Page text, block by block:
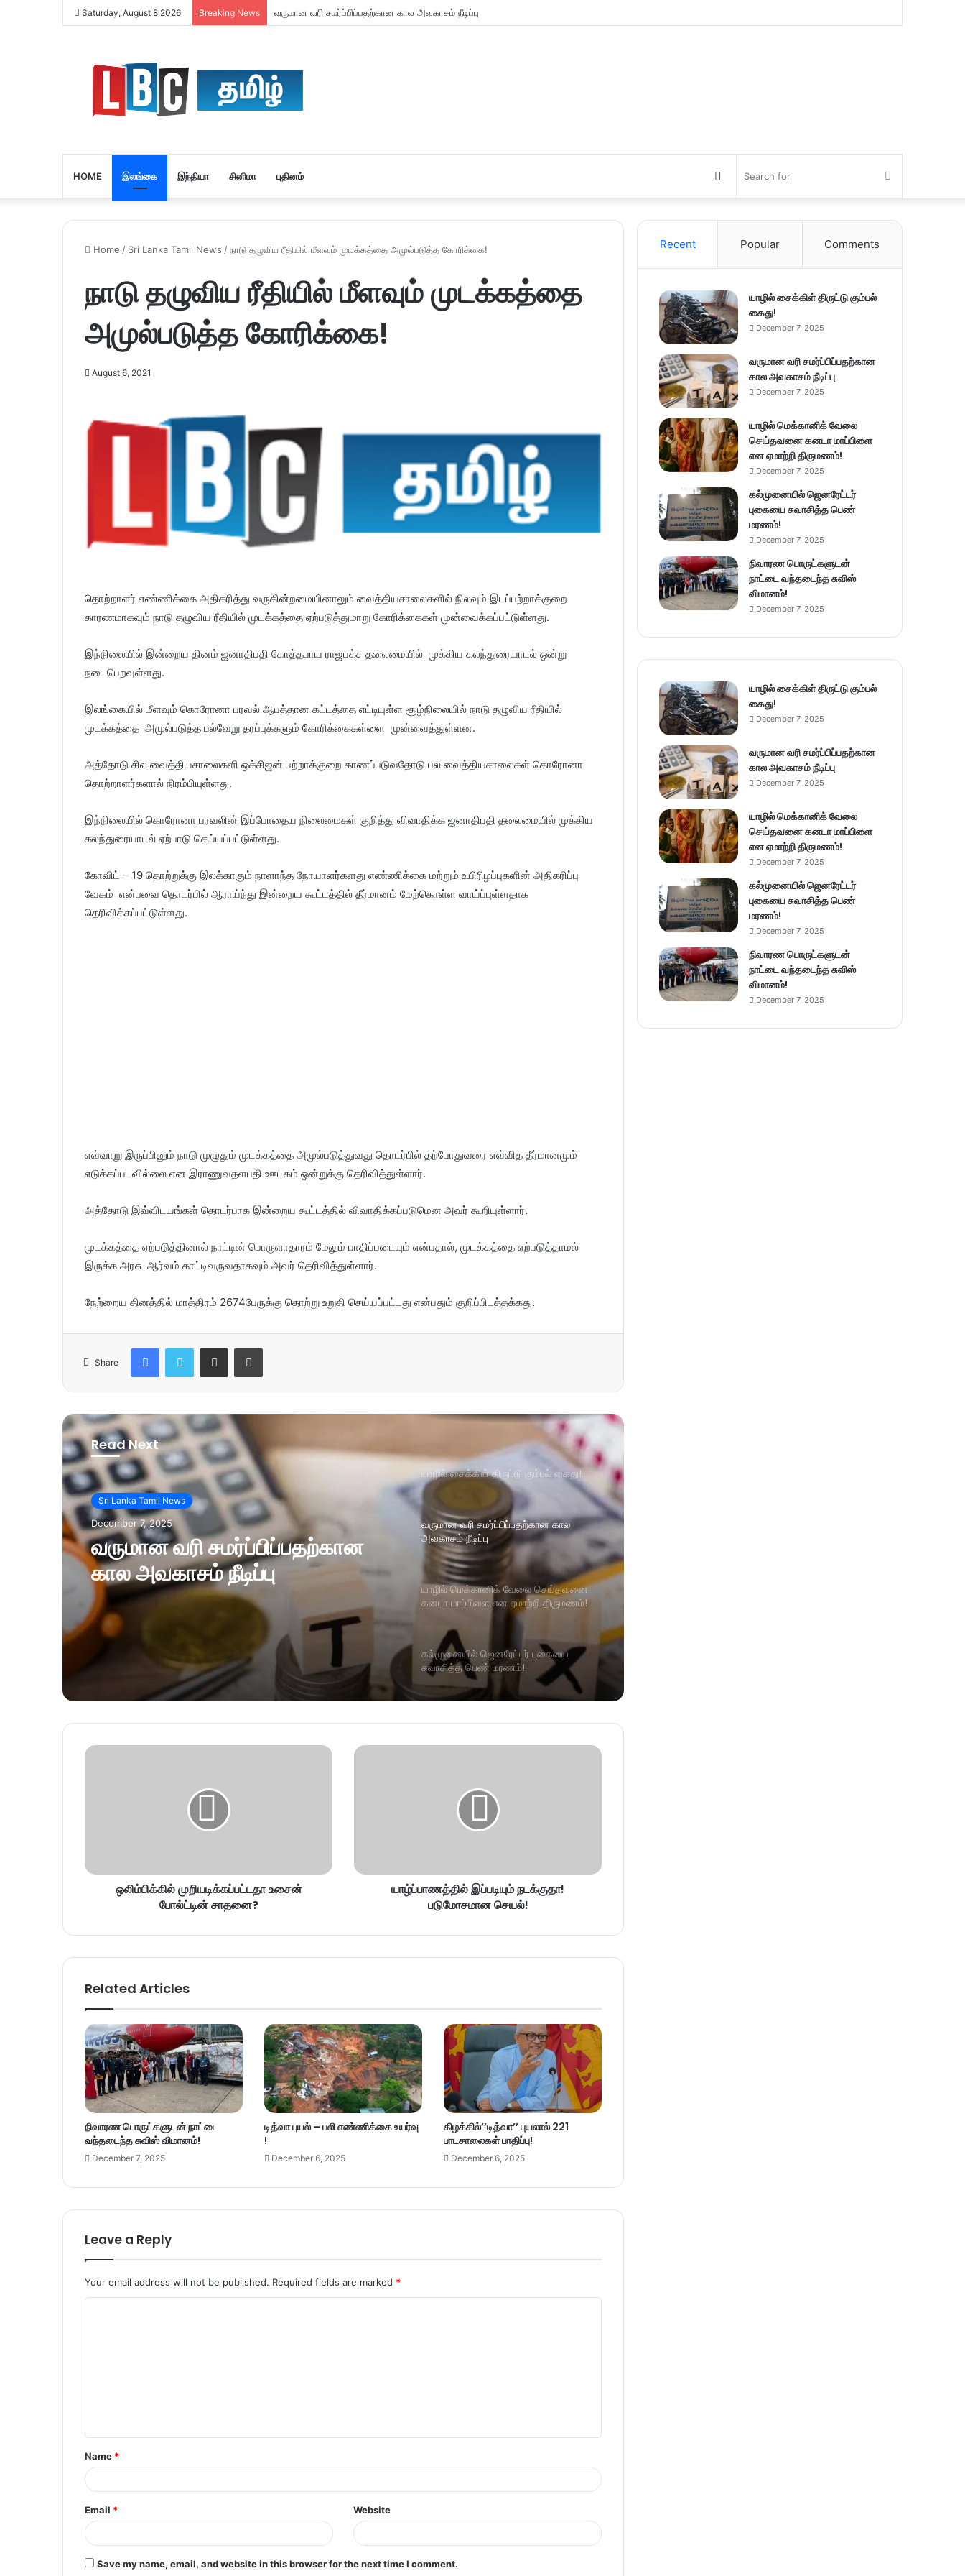
Saturday, August 8 2026 Breaking News வருமான வரி சமர்ப்பிப்பதற்கான கால அவகாசம் நீடிப்பு
HOME இலங்கை இந்தியா சினிமா புதினம்
for
Switch
skin
Home / Sri Lanka Tamil News /நாடு தழுவிய ரீதியில் மீளவும் முடக்கத்தை அமுல்படுத்த கோரிக்கை!
நாடு தழுவிய ரீதியில் மீளவும் முடக்கத்தை
அமுல்படுத்த கோரிக்கை!
August 6, 2021
தொற்றாளர் எண்ணிக்கை அதிகரித்து வருகின்றமையினாலும் வைத்தியசாலைகளில் நிலவும் இடப்பற்றாக்குறை
காரணமாகவும் நாடு தழுவிய ரீதியில் முடக்கத்தை ஏற்படுத்துமாறு கோரிக்கைகள் முன்வைக்கப்பட்டுள்ளது.
இந்நிலையில் இன்றைய தினம் ஜனாதிபதி கோத்தபாய ராஜபக்ச தலைமையில் முக்கிய கலந்துரையாடல் ஒன்று
நடைபெறவுள்ளது.
இலங்கையில் மீளவும் கொரோனா பரவல் ஆபத்தான கட்டத்தை எட்டியுள்ள சூழ்நிலையில் நாடு தழுவிய ரீதியில்
முடக்கத்தை அமுல்படுத்த பல்வேறு தரப்புக்களும் கோரிக்கைகள்ளை முன்வைத்துள்ளன.
அத்தோடு சில வைத்தியசாலைகளி ஒக்சிஜன் பற்றாக்குறை காணப்படுவதோடு பல வைத்தியசாலைகள் கொரோனா
தொற்றாளர்களால் நிரம்பியுள்ளது.
இந்நிலையில் கொரோனா பரவலின் இப்போதைய நிலைமைகள் குறித்து விவாதிக்க ஜனாதிபதி தலைமையில் முக்கிய
கலந்துரையாடல் ஏற்பாடு செய்யப்பட்டுள்ளது.
கோவிட் – 19 தொற்றுக்கு இலக்காகும் நாளாந்த நோயாளர்களது எண்ணிக்கை மற்றும் உயிரிழப்புகளின் அதிகரிப்பு
வேகம் என்பவை தொடர்பில் ஆராய்ந்து இன்றைய கூட்டத்தில் தீர்மானம் மேற்கொள்ள வாய்ப்புள்ளதாக
தெரிவிக்கப்பட்டுள்ளது.
எவ்வாறு இருப்பினும் நாடு முழுதும் முடக்கத்தை அமுல்படுத்துவது தொடர்பில் தற்போதுவரை எவ்வித தீர்மானமும்
எடுக்கப்படவில்லை என இராணுவதளபதி ஊடகம் ஒன்றுக்கு தெரிவித்துள்ளார்.
அத்தோடு இவ்விடயங்கள் தொடர்பாக இன்றைய கூட்டத்தில் விவாதிக்கப்படுமென அவர் கூறியுள்ளார்.
முடக்கத்தை ஏற்படுத்தினால் நாட்டின் பொருளாதாரம் மேலும் பாதிப்படையும் என்பதால், முடக்கத்தை ஏற்படுத்தாமல்
இருக்க அரசு ஆர்வம் காட்டிவருவதாகவும் அவர் தெரிவித்துள்ளார்.
நேற்றைய தினத்தில் மாத்திரம் 2674பேருக்கு தொற்று உறுதி செய்யப்பட்டது என்பதும் குறிப்பிடத்தக்கது.
Share
Read Next
Sri Lanka Tamil News
December 7, 2025
வருமான வரி சமர்ப்பிப்பதற்கான
கால அவகாசம் நீடிப்பு
யாழில் சைக்கிள் திருட்டு கும்பல் கைது!
வருமான வரி சமர்ப்பிப்பதற்கான கால
அவகாசம் நீடிப்பு
யாழில் மெக்கானிக் வேலை செய்தவனை
கனடா மாப்பிளை என ஏமாற்றி திருமணம்!
கல்முனையில் ஜெனரேட்டர் புகையை
சுவாசித்த பெண் மரணம்!
ஒலிம்பிக்கில் முறியடிக்கப்பட்டதா உசைன்
போல்ட்டின் சாதனை?
யாழ்ப்பாணத்தில் இப்படியும் நடக்குதா!
படுமோசமான செயல்!
Related Articles
நிவாரண பொருட்களுடன் நாட்டை
வந்தடைந்த சுவிஸ் விமானம்!
December 7, 2025
டித்வா புயல் – பலி எண்ணிக்கை உயர்வு
!
December 6, 2025
கிழக்கில்’’டித்வா’’ புயலால் 221
பாடசாலைகள் பாதிப்பு!
December 6, 2025
Leave a Reply
Your email address will not be published. Required fields are marked *
t
*
Name *
Email * Website
Save my name, email, and website in this browser for the next time I comment.
Recent Popular Comments
யாழில் சைக்கிள் திருட்டு கும்பல்
கைது!
December 7, 2025
வருமான வரி சமர்ப்பிப்பதற்கான
கால அவகாசம் நீடிப்பு
December 7, 2025
யாழில் மெக்கானிக் வேலை
செய்தவனை கனடா மாப்பிளை
என ஏமாற்றி திருமணம்!
December 7, 2025
கல்முனையில் ஜெனரேட்டர்
புகையை சுவாசித்த பெண்
மரணம்!
December 7, 2025
நிவாரண பொருட்களுடன்
நாட்டை வந்தடைந்த சுவிஸ்
விமானம்!
December 7, 2025
யாழில் சைக்கிள் திருட்டு கும்பல்
கைது!
December 7, 2025
வருமான வரி சமர்ப்பிப்பதற்கான
கால அவகாசம் நீடிப்பு
December 7, 2025
யாழில் மெக்கானிக் வேலை
செய்தவனை கனடா மாப்பிளை
என ஏமாற்றி திருமணம்!
December 7, 2025
கல்முனையில் ஜெனரேட்டர்
புகையை சுவாசித்த பெண்
மரணம்!
December 7, 2025
நிவாரண பொருட்களுடன்
நாட்டை வந்தடைந்த சுவிஸ்
விமானம்!
December 7, 2025